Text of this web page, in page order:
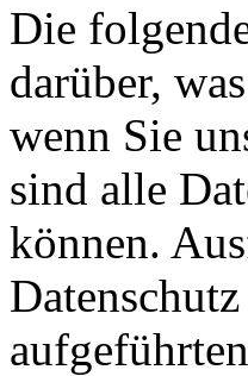
Die
darüber,
wenn Sie
sind alle
können.